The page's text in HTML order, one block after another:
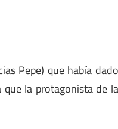
Pepe) que había dado
la protagonista de la